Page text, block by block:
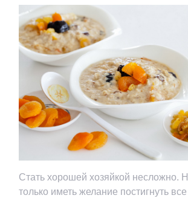
Стать хорошей хозяйкой несложно.
только иметь желание постигнуть